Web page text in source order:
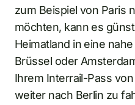
zum Beispiel von Paris
möchten, kann es
Heimatland in eine
Brüssel oder
Ihrem Interrail-Pass
weiter nach Berlin zu